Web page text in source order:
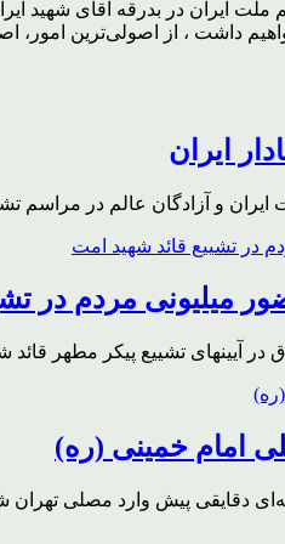
ایران در بدرقه آقای شهید
داشت ، از اصولی‌ترین امور،
ایران
و آزادگان عالم در مراسم
میلیونی مردم در
آیینهای تشییع پیکر مطهر قائد
امام خمینی (ره)
دقایقی پیش وارد مصلی تهران